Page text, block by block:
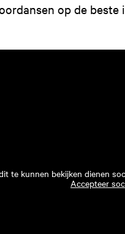
op de beste
te kunnen bekijken dienen
Accepteer